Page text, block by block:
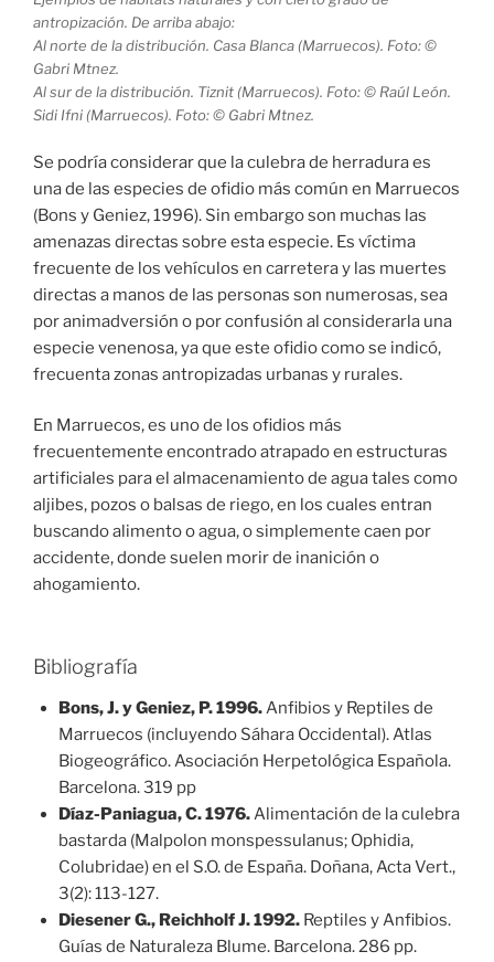
antropización. De arriba abajo:
Al norte de la distribución. Casa Blanca (Marruecos). Foto: ©
Gabri Mtnez.
Al sur de la distribución. Tiznit (Marruecos). Foto: © Raúl León.
Sidi Ifni (Marruecos). Foto: © Gabri Mtnez.
Se podría considerar que la culebra de herradura es
una de las especies de ofidio más común en Marruecos
(Bons y Geniez, 1996). Sin embargo son muchas las
amenazas directas sobre esta especie. Es víctima
frecuente de los vehículos en carretera y las muertes
directas a manos de las personas son numerosas, sea
por animadversión o por confusión al considerarla una
especie venenosa, ya que este ofidio como se indicó,
frecuenta zonas antropizadas urbanas y rurales.
En Marruecos, es uno de los ofidios más
frecuentemente encontrado atrapado en estructuras
artificiales para el almacenamiento de agua tales como
aljibes, pozos o balsas de riego, en los cuales entran
buscando alimento o agua, o simplemente caen por
accidente, donde suelen morir de inanición o
ahogamiento.
Bibliografía
Bons, J. y Geniez, P. 1996.Anfibios y Reptiles de
Marruecos (incluyendo Sáhara Occidental). Atlas
Biogeográfico. Asociación Herpetológica Española.
Barcelona. 319 pp
Díaz-Paniagua, C. 1976.Alimentación de la culebra
bastarda (Malpolon monspessulanus; Ophidia,
Colubridae) en el S.O. de España. Doñana, Acta Vert.,
3(2): 113-127.
Diesener G., Reichholf J. 1992.Reptiles y Anfibios.
Guías de Naturaleza Blume. Barcelona. 286 pp.